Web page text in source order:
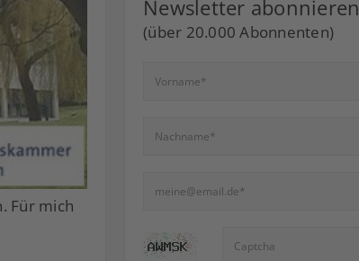
Für mich
Newsletter abonnieren
(über 20.000 Abonnenten)